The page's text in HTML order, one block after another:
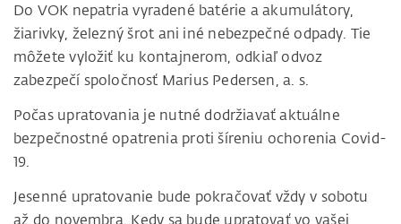
Do VOK nepatria vyradené batérie a akumulátory,
žiarivky, želez­ný šrot ani iné nebezpečné odpa­dy. Tie
môžete vyložiť ku kontaj­nerom, odkiaľ odvoz
zabezpečí spoločnosť Marius Pedersen, a. s.
Počas upratovania je nutné dodržiavať aktuálne
bezpečnostné opatrenia proti šíreniu ochorenia Covid-
19.
Jesenné upratovanie bude pokračovať vždy v sobotu
až do novembra. Kedy sa bude upratovať vo vašej